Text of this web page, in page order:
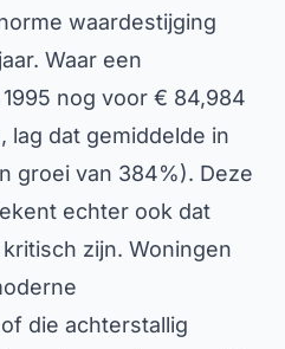
waardestijging
Waar een
nog voor € 84,984
lag dat gemiddelde in
groei van 384%). Deze
echter ook dat
zijn. Woningen
die achterstallig